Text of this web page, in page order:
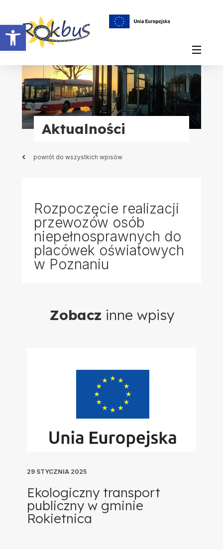
Otwórz pasek narzędzi
Aktualności
powrót do wszystkich wpisów
Rozpoczęcie realizacji
przewozów osób
niepełnosprawnych do
placówek oświatowych
w Poznaniu
Zobacz inne wpisy
29 STYCZNIA 2025
Ekologiczny transport
publiczny w gminie
Rokietnica